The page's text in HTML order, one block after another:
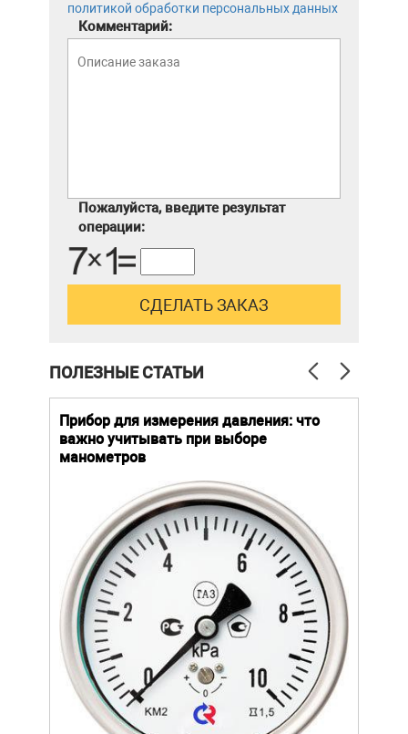
политикой обработки персональных данных
Комментарий:
Пожалуйста, введите результат
операции:
ПОЛЕЗНЫЕ СТАТЬИ
Прибор для измерения давления: что
важно учитывать при выборе
манометров